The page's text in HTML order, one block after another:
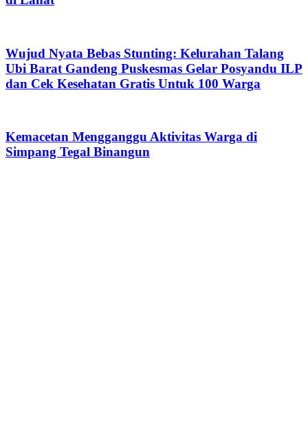
Wujud Nyata Bebas Stunting: Kelurahan Talang
Ubi Barat Gandeng Puskesmas Gelar Posyandu ILP
dan Cek Kesehatan Gratis Untuk 100 Warga
Kemacetan Mengganggu Aktivitas Warga di
Simpang Tegal Binangun